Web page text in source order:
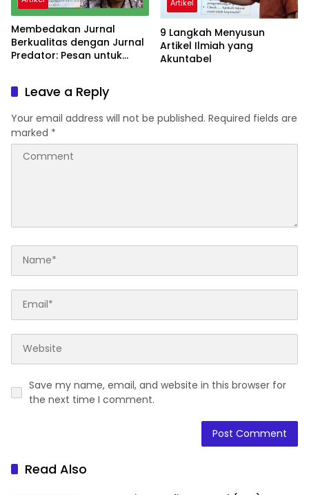
Membedakan Jurnal
Berkualitas dengan Jurnal
Predator: Pesan untuk
Artikel
9 Langkah Menyusun
Artikel Ilmiah yang
Akuntabel
Leave a Reply
Your email address will not be published. Required fields are
marked *
Save my name, email, and website in this browser for
the next time I comment.
Read Also